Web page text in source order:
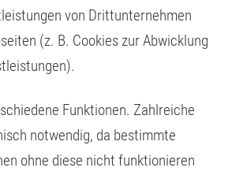
von Drittunternehmen
(z. B. Cookies zur Abwicklung
Funktionen. Zahlreiche
notwendig, da bestimmte
ohne diese nicht funktionieren